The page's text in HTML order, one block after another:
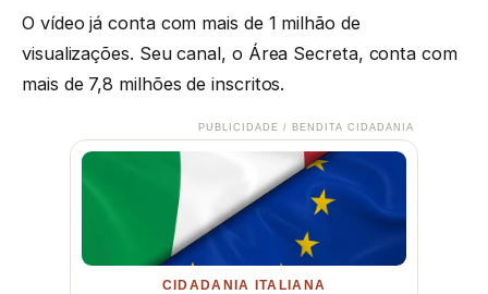
O vídeo já conta com mais de 1 milhão de
visualizações. Seu canal, o Área Secreta, conta com
mais de 7,8 milhões de inscritos.
PUBLICIDADE / BENDITA CIDADANIA
CIDADANIA ITALIANA